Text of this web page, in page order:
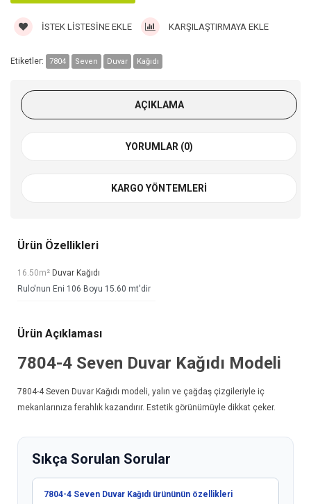
İSTEK LISTESINE EKLE KARŞILAŞTIRMAYA EKLE
Etiketler: 7804 Seven Duvar Kağıdı
AÇIKLAMA
YORUMLAR (0)
KARGO YÖNTEMLERI
Ürün Özellikleri
16.50m² Duvar Kağıdı
Rulo'nun Eni 106 Boyu 15.60 mt'dir
Ürün Açıklaması
7804-4 Seven Duvar Kağıdı Modeli
7804-4Seven Duvar Kağıdı modeli, yalın ve çağdaş çizgileriyle iç
mekanlarınıza ferahlık kazandırır. Estetik görünümüyle dikkat çeker.
Sıkça Sorulan Sorular
7804-4 Seven Duvar Kağıdı ürününün özellikleri